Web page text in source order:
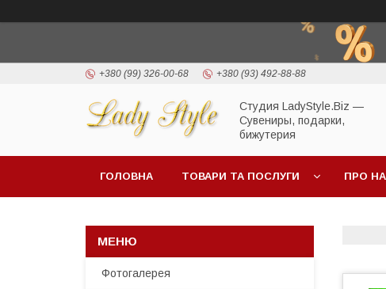
+380 (99) 326-00-68 +380 (93) 492-88-88
Студия LadyStyle.Biz —
Сувениры, подарки,
бижутерия
ГОЛОВНА ТОВАРИ ТА ПОСЛУГИ ПРО
Фотогалерея